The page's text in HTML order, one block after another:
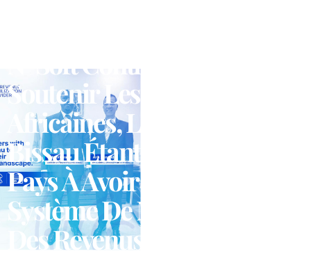
N-Soft Continue De
Soutenir Les Économies
Africaines, La Guinée
Bissau Étant Le Dernier
Pays À Avoir Adopté Son
Système De Mobilisation
Des Revenus